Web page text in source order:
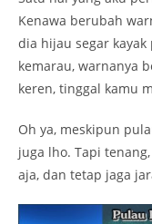
aja, dan tetap jaga